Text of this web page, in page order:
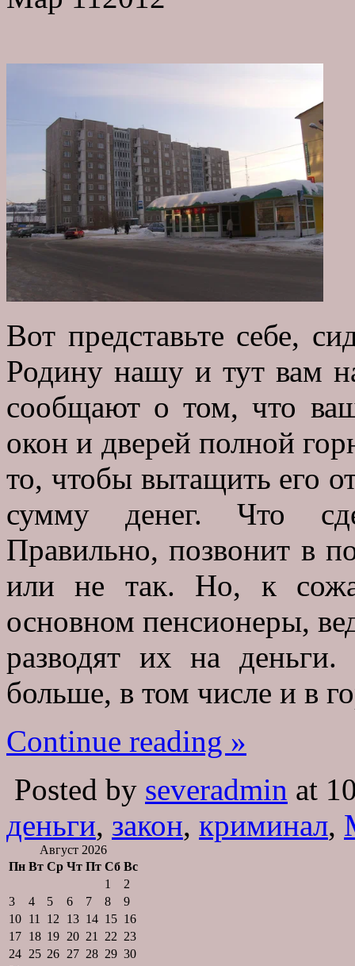
Вот представьте себе,
Родину нашу и тут вам
сообщают о том, что
окон и дверей полной
то, чтобы вытащить его
сумму денег. Что
Правильно, позвонит в
или не так. Но, к
основном пенсионеры,
разводят их на
больше, в том числе и в
Continue reading »
Posted by severadmin at
деньги, закон, криминал,
Август 2026
Пн Вт Ср Чт Пт Сб Вс
1
2
3
4 5 6 7 8
9
10 11 12 13 14 15 16
17 18 19 20 21 22 23
24 25 26 27 28 29 30